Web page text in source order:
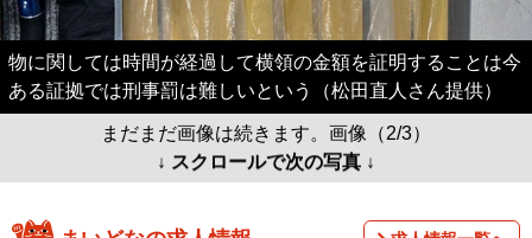
物に関しては時間が経過して横領の金額を証明することは今
ある証拠では刑事罰は難しいという（松田直人さん提供）
まだまだ画像は続きます。画像（2/3）
↓ スクロールで次の写真 ↓